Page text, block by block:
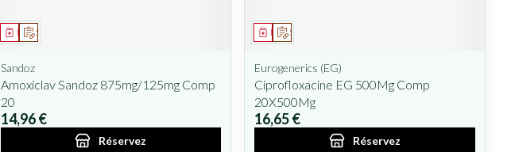
Sur prescription
Médicament
Sandoz
Amoxiclav Sandoz 875mg/125mg Comp
20
14,96 €
Réservez
Sur prescription
Médicament
Eurogenerics (EG)
Ciprofloxacine EG 500Mg Comp
20X500Mg
16,65 €
Réservez